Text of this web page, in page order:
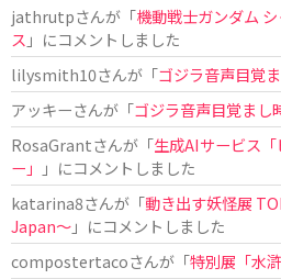
jathrutpさんが「機動戦士ガンダム
ス 」にコメントしました
lilysmith10さんが「ゴジラ音声目覚
アッキーさんが「ゴジラ音声目覚まし
RosaGrantさんが「生成AIサービス
ー」
」にコメントしました
katarina8さんが「動き出す妖怪展
Japan〜」にコメントしました
compostertacoさんが「特別展「水滸